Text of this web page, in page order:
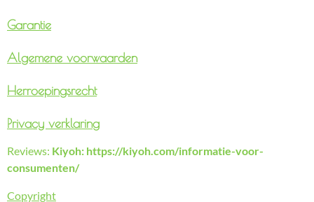
Garantie
Algemene voorwaarden
Herroepingsrecht
Privacy verklaring
Reviews: Kiyoh: https://kiyoh.com/informatie-voor-
consumenten/
Copyright